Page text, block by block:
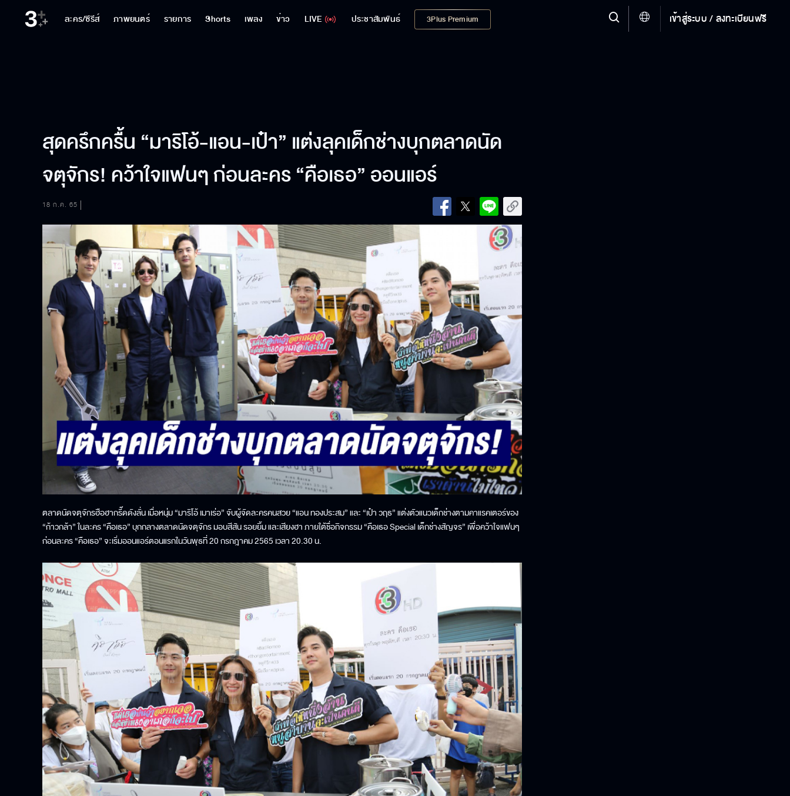
ละคร/ซีรีส์ ภาพยนตร์ รายการ Shorts เพลง ข่าว LIVE ประชาสัมพันธ์ 3Plus Premium เข้าสู่ระบบ / ลงทะเบียนฟรี
สุดครึกครื้น “มาริโอ้-แอน-เป๋า” แต่งลุคเด็กช่างบุกตลาดนัด
จตุจักร! คว้าใจแฟนๆ ก่อนละคร “คือเธอ” ออนแอร์
18 ก.ค. 65
ตลาดนัดจตุจักรฮือฮากรี๊ดดังลั่น เมื่อหนุ่ม “มาริโอ้ เมาเร่อ” จับผู้จัดละครคนสวย “แอน ทองประสม” และ “เป๋า วฤธ” แต่งตัวแนวเด็กช่างตามคาแรคเตอร์ของ
“ก้าวกล้า” ในละคร “คือเธอ” บุกกลางตลาดนัดจตุจักร มอบสีสัน รอยยิ้ม และเสียงฮา ภายใต้ชื่อกิจกรรม “คือเธอ Special เด็กช่างสัญจร” เพื่อคว้าใจแฟนๆ
ก่อนละคร “คือเธอ” จะเริ่มออนแอร์ตอนแรกในวันพุธที่ 20 กรกฎาคม 2565 เวลา 20.30 น.